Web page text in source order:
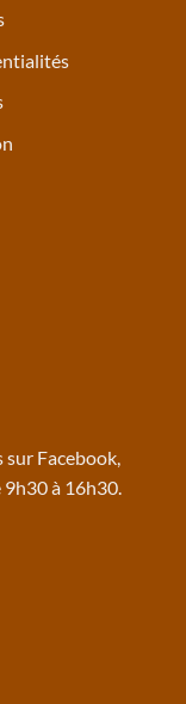
sur Facebook,
à 16h30.